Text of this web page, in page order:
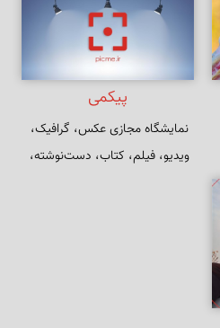
پیکمی
نمایشگاه مجازی عکس، گرافیک،
ویدیو، فیلم، کتاب، دست‌نوشته،